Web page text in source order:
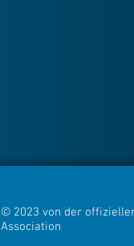
© 2023 von der
Association